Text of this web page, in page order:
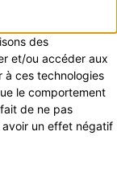
des
et/ou accéder aux
à ces technologies
le comportement
de ne pas
un effet négatif